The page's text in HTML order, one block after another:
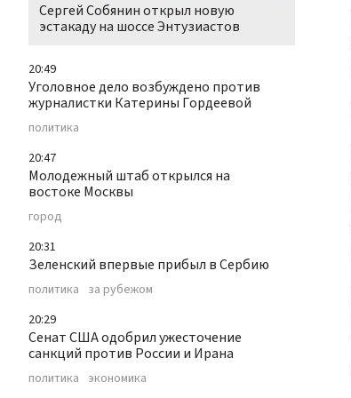
Сергей Собянин открыл новую
эстакаду на шоссе Энтузиастов
20:49
Уголовное дело возбуждено против
журналистки Катерины Гордеевой
политика
20:47
Молодежный штаб открылся на
востоке Москвы
город
20:31
Зеленский впервые прибыл в Сербию
политика за рубежом
20:29
Сенат США одобрил ужесточение
санкций против России и Ирана
политика экономика